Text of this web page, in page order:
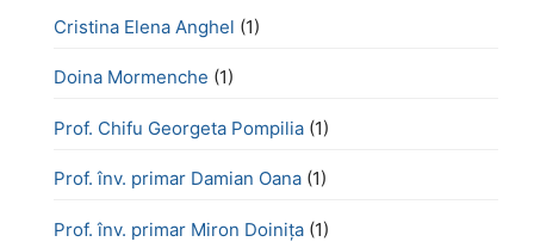
Cristina Elena Anghel (1)
Doina Mormenche (1)
Prof. Chifu Georgeta Pompilia (1)
Prof. înv. primar Damian Oana (1)
Prof. înv. primar Miron Doinița (1)